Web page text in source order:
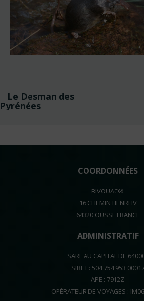
Navigation
de
Le Desman des
Pyrénées
COORDONNÉES
BIVOUAC®
16 CHEMIN HENRI IV
64320 OUSSE FRANCE
ADMINISTRATIF
SARL AU CAPITAL DE
SIRET : 504 754 953 00017
APE : 7912Z
OPÉRATEUR DE VOYAGES :